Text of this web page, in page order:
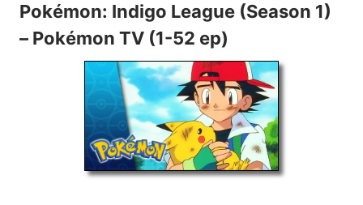
Pokémon: Indigo League (Season 1)
– Pokémon TV (1-52 ep)